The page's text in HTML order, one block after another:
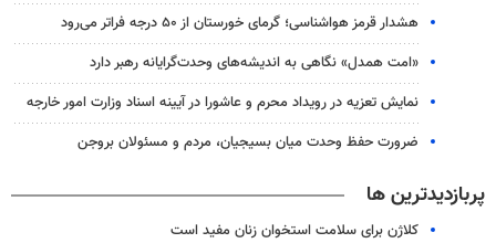
هشدار قرمز هواشناسی؛ گرمای خورستان از ۵۰ درجه فراتر می‌رود
«امت همدل» نگاهی به اندیشه‌های وحدت‌گرایانه رهبر دارد
نمایش تعزیه در رویداد محرم و عاشورا در آیینه اسناد وزارت امور خارجه
ضرورت حفظ وحدت میان بسیجیان، مردم و مسئولان بروجن
پربازدیدترین ها
کلاژن برای سلامت استخوان زنان مفید است